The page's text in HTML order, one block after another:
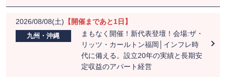
2026/08/08(土) 【開催まであと1日】
九州・沖縄
まもなく開催！新代表登壇！会場:ザ・
リッツ・カールトン福岡│インフレ時
代に備える。設立20年の実績と長期安
定収益のアパート経営